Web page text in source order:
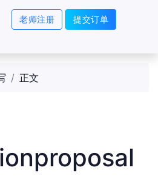
老师注册 提交订单
正文